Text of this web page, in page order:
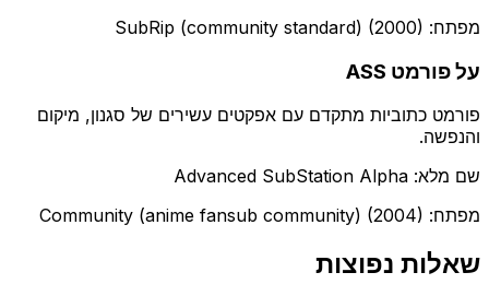
מפתח: SubRip (community standard) (2000)
על פורמט ASS
פורמט כתוביות מתקדם עם אפקטים עשירים של סגנון, מיקום
והנפשה.
שם מלא: Advanced SubStation Alpha
מפתח: Community (anime fansub community) (2004)
שאלות נפוצות